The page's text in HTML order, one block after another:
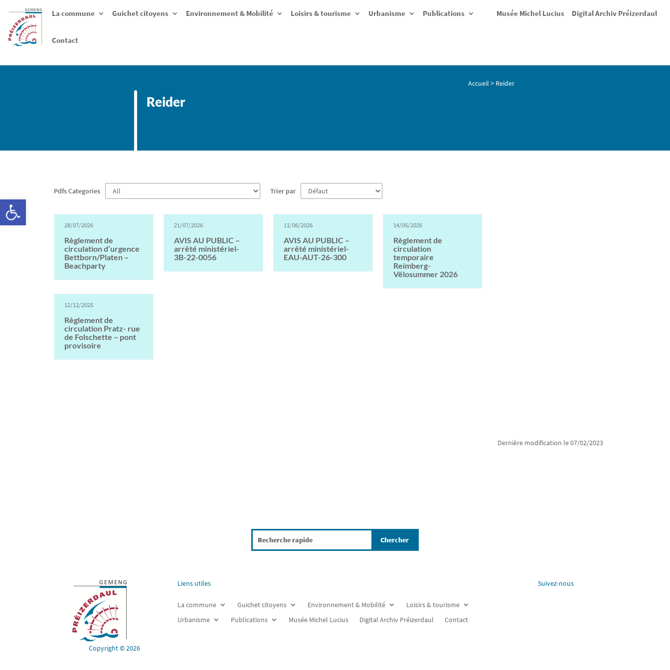
La commune Guichet citoyens Environnement & Mobilité Loisirs & tourisme Urbanisme Publications Musée Michel Lucius Digital Archiv Préizerdaul
Contact
Reider
Accueil > Reider
Pdfs Categories Trier par
28/07/2026
Règlement de
circulation d’urgence
Bettborn/Platen –
Beachparty
21/07/2026
AVIS AU PUBLIC –
arrêté ministériel-
3B-22-0056
11/06/2026
AVIS AU PUBLIC –
arrêté ministériel-
EAU-AUT-26-300
14/05/2026
Règlement de
circulation
temporaire
Reimberg-
Vëlosummer 2026
12/12/2025
Règlement de
circulation Pratz- rue
de Folschette – pont
provisoire
Dernière modification le 07/02/2023
Copyright © 2026
Liens utiles
La commune Guichet citoyens Environnement & Mobilité
Loisirs & tourisme
Urbanisme
Publications Musée Michel Lucius Digital Archiv Préizerdaul Contact
Suivez-nous
Ouvrir la barre d’outils